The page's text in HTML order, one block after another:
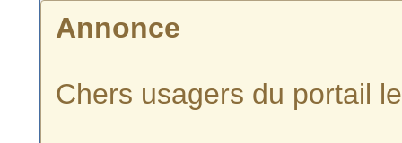
Annonce
Chers usagers du portail